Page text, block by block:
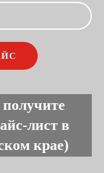
лист в
крае)